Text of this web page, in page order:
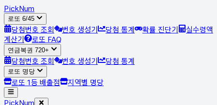
PickNum
로또 6/45
당첨번호 조회 번호 생성기 당첨 통계 확률 진단기
실수령액
계산기
로또 FAQ
연금복권 720+
당첨번호 조회 번호 생성기 당첨 통계
로또 명당
로또 1등 배출점 지역별 명당
PickNum